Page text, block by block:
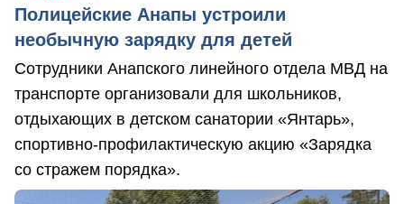
Полицейские Анапы устроили
необычную зарядку для детей
Сотрудники Анапского линейного отдела МВД на
транспорте организовали для школьников,
отдыхающих в детском санатории «Янтарь»,
спортивно-профилактическую акцию «Зарядка
со стражем порядка».